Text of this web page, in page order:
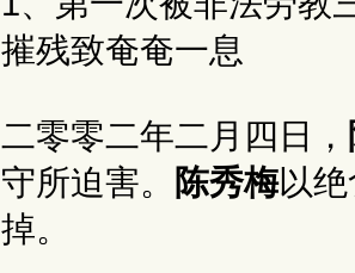
摧残致奄奄一息
二零零二年二月四日，
守所迫害。
陈秀梅以
掉。